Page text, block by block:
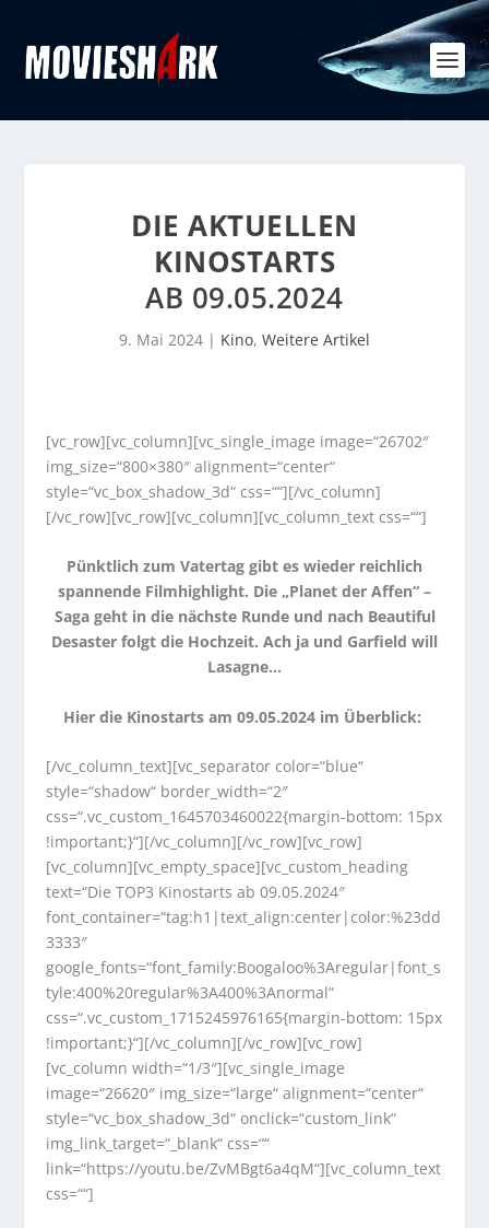
DIE AKTUELLEN
KINOSTARTS
AB 09.05.2024
9. Mai 2024 | Kino, Weitere Artikel
[vc_row][vc_column][vc_single_image image=“26702″
img_size=“800×380″ alignment=“center“
style=“vc_box_shadow_3d“ css=““][/vc_column]
[/vc_row][vc_row][vc_column][vc_column_text css=““]
Pünktlich zum Vatertag gibt es wieder reichlich
spannende Filmhighlight. Die „Planet der Affen“ –
Saga geht in die nächste Runde und nach Beautiful
Desaster folgt die Hochzeit. Ach ja und Garfield will
Lasagne…
Hier die Kinostarts am 09.05.2024 im Überblick:
[/vc_column_text][vc_separator color=“blue“
style=“shadow“ border_width=“2″
css=“.vc_custom_1645703460022{margin-bottom: 15px
!important;}“][/vc_column][/vc_row][vc_row]
[vc_column][vc_empty_space][vc_custom_heading
text=“Die TOP3 Kinostarts ab 09.05.2024″
font_container=“tag:h1|text_align:center|color:%23dd
3333″
google_fonts=“font_family:Boogaloo%3Aregular|font_s
tyle:400%20regular%3A400%3Anormal“
css=“.vc_custom_1715245976165{margin-bottom: 15px
!important;}“][/vc_column][/vc_row][vc_row]
[vc_column width=“1/3″][vc_single_image
image=“26620″ img_size=“large“ alignment=“center“
style=“vc_box_shadow_3d“ onclick=“custom_link“
img_link_target=“_blank“ css=““
link=“https://youtu.be/ZvMBgt6a4qM“][vc_column_text
css=““]